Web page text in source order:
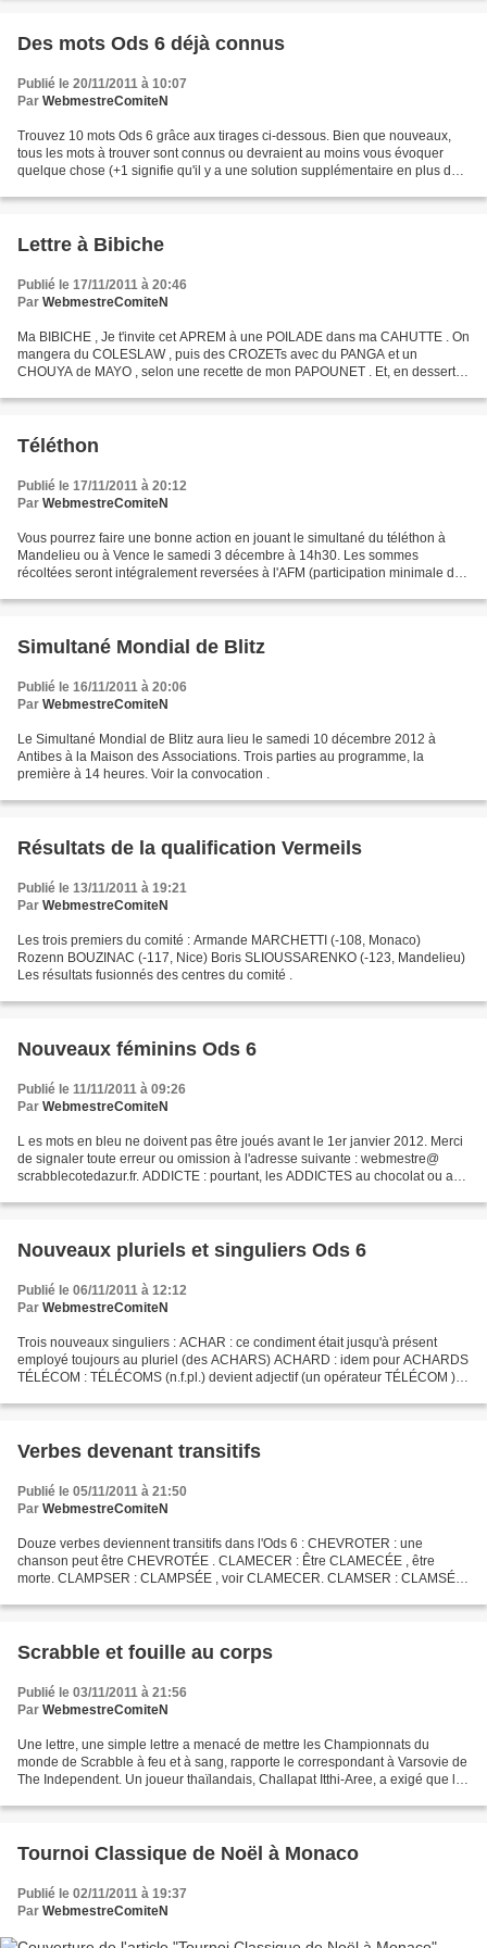
Des mots Ods 6 déjà connus
Publié le 20/11/2011 à 10:07
Par WebmestreComiteN
Trouvez 10 mots Ods 6 grâce aux tirages ci-dessous. Bien que nouveaux,
tous les mots à trouver sont connus ou devraient au moins vous évoquer
quelque chose (+1 signifie qu'il y a une solution supplémentaire en plus de
Lettre à Bibiche
Publié le 17/11/2011 à 20:46
Par WebmestreComiteN
Ma BIBICHE , Je t'invite cet APREM à une POILADE dans ma CAHUTTE . On
mangera du COLESLAW , puis des CROZETs avec du PANGA et un
CHOUYA de MAYO , selon une recette de mon PAPOUNET . Et, en dessert,
Téléthon
Publié le 17/11/2011 à 20:12
Par WebmestreComiteN
Vous pourrez faire une bonne action en jouant le simultané du téléthon à
Mandelieu ou à Vence le samedi 3 décembre à 14h30. Les sommes
récoltées seront intégralement reversées à l'AFM (participation minimale de
Simultané Mondial de Blitz
Publié le 16/11/2011 à 20:06
Par WebmestreComiteN
Le Simultané Mondial de Blitz aura lieu le samedi 10 décembre 2012 à
Antibes à la Maison des Associations. Trois parties au programme, la
première à 14 heures. Voir la convocation .
Résultats de la qualification Vermeils
Publié le 13/11/2011 à 19:21
Par WebmestreComiteN
Les trois premiers du comité : Armande MARCHETTI (-108, Monaco)
Rozenn BOUZINAC (-117, Nice) Boris SLIOUSSARENKO (-123, Mandelieu)
Les résultats fusionnés des centres du comité .
Nouveaux féminins Ods 6
Publié le 11/11/2011 à 09:26
Par WebmestreComiteN
L es mots en bleu ne doivent pas être joués avant le 1er janvier 2012. Merci
de signaler toute erreur ou omission à l'adresse suivante : webmestre@
scrabblecotedazur.fr. ADDICTE : pourtant, les ADDICTES au chocolat ou au
Nouveaux pluriels et singuliers Ods 6
Publié le 06/11/2011 à 12:12
Par WebmestreComiteN
Trois nouveaux singuliers : ACHAR : ce condiment était jusqu'à présent
employé toujours au pluriel (des ACHARS) ACHARD : idem pour ACHARDS
TÉLÉCOM : TÉLÉCOMS (n.f.pl.) devient adjectif (un opérateur TÉLÉCOM )
Verbes devenant transitifs
Publié le 05/11/2011 à 21:50
Par WebmestreComiteN
Douze verbes deviennent transitifs dans l'Ods 6 : CHEVROTER : une
chanson peut être CHEVROTÉE . CLAMECER : Être CLAMECÉE , être
morte. CLAMPSER : CLAMPSÉE , voir CLAMECER. CLAMSER : CLAMSÉE
Scrabble et fouille au corps
Publié le 03/11/2011 à 21:56
Par WebmestreComiteN
Une lettre, une simple lettre a menacé de mettre les Championnats du
monde de Scrabble à feu et à sang, rapporte le correspondant à Varsovie de
The Independent. Un joueur thaïlandais, Challapat Itthi-Aree, a exigé que le
Tournoi Classique de Noël à Monaco
Publié le 02/11/2011 à 19:37
Par WebmestreComiteN